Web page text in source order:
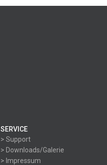
SERVICE
> Support
> Downloads/Galerie
> Impressum